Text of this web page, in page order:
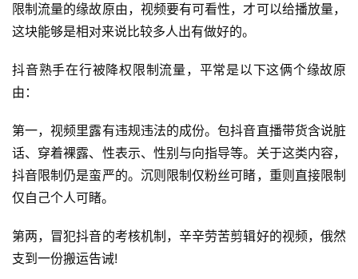
限制流量的缘故原由，视频要有可看性，才可以给播放量，
这块能够是相对来说比较多人出有做好的。
抖音熟手在行被降权限制流量，平常是以下这俩个缘故原
由：
第一，视频里露有违规违法的成份。包抖音直播带货含说脏
话、穿着裸露、性表示、性别与向指导等。关于这类内容，
抖音限制仍是蛮严的。沉则限制仅粉丝可睹，重则直接限制
仅自己个人可睹。
第两，冒犯抖音的考核机制，辛辛劳苦剪辑好的视频，俄然
支到一份搬运告诫!